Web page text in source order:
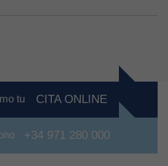
tu CITA ONLINE
+34 971 280 000